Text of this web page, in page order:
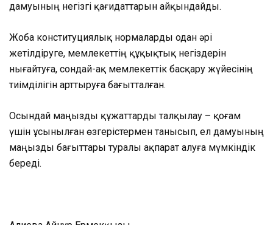
дамуының негізгі қағидаттарын айқындайды.
Жоба конституциялық нормаларды одан әрі
жетілдіруге, мемлекеттің құқықтық негіздерін
нығайтуға, сондай-ақ мемлекеттік басқару жүйесінің
тиімділігін арттыруға бағытталған.
Осындай маңызды құжаттарды талқылау – қоғам
үшін ұсынылған өзгерістермен танысып, ел дамуының
маңызды бағыттары туралы ақпарат алуға мүмкіндік
береді.